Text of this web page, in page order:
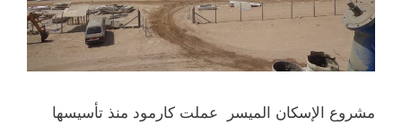
مشروع الإسكان الميسر عملت كارمود منذ تأسيسها